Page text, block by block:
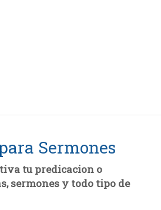
Sermones
tu predicacion o
sermones y todo tipo de